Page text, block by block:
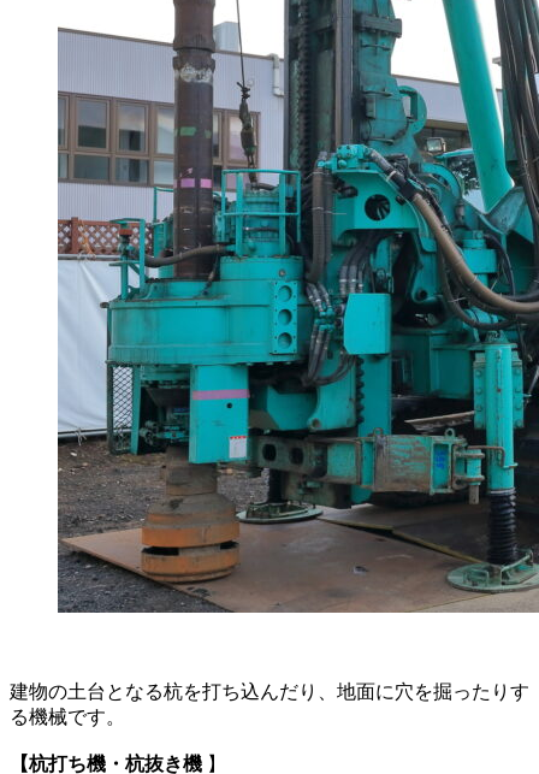
建物の土台となる杭を打ち込んだり、地面に穴を掘ったりす
る機械です。
【杭打ち機・杭抜き機 】